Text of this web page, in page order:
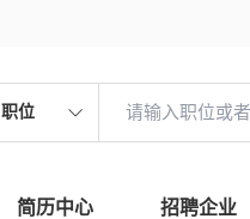
职位
简历中心 招聘企业